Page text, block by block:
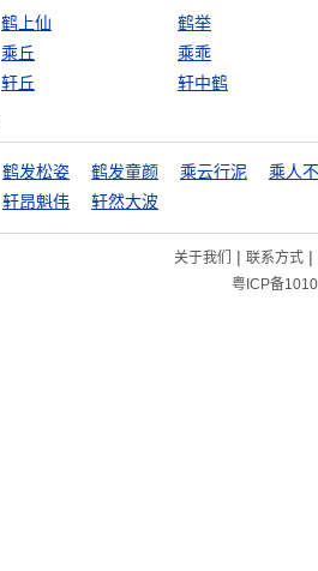
鹤上仙
鹤举
乘丘
乘乖
轩丘 轩中鹤
鹤发松姿 鹤发童颜 乘云行泥
乘人
轩昂魁伟 轩然大波
关于我们 | 联系方式|
粤ICP备